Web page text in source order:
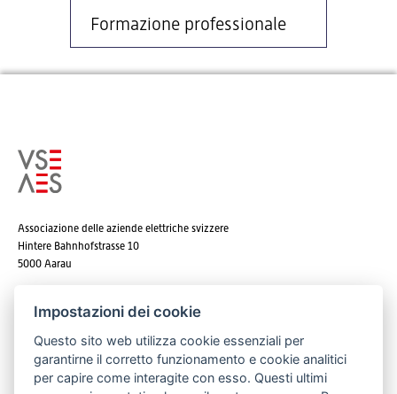
Formazione professionale
Associazione delle aziende elettriche svizzere
Hintere Bahnhofstrasse 10
5000 Aarau
E-mail:info@strom.ch
Impostazioni dei cookie
Questo sito web utilizza cookie essenziali per
garantirne il corretto funzionamento e cookie analitici
per capire come interagite con esso. Questi ultimi